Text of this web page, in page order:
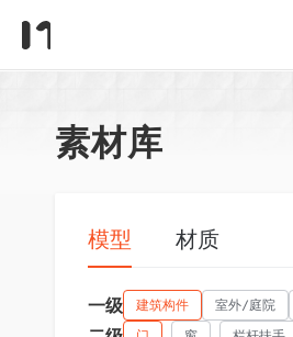
素材库
模型 材质
一级 建筑构件 室外/庭院